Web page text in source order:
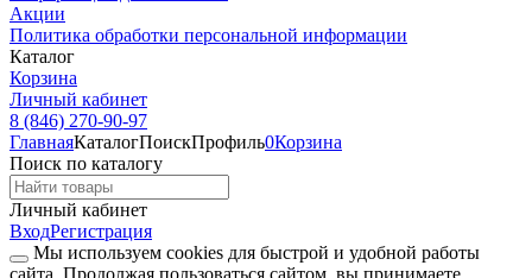
Акции
Политика обработки персональной информации
Каталог
Корзина
Личный кабинет
8 (846) 270-90-97
ГлавнаяКаталогПоискПрофиль0Корзина
Поиск по каталогу
Личный кабинет
ВходРегистрация
Мы используем cookies для быстрой и удобной работы
сайта. Продолжая пользоваться сайтом, вы принимаете